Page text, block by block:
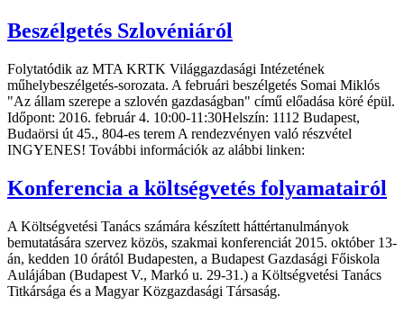
Beszélgetés Szlovéniáról
Folytatódik az MTA KRTK Világgazdasági Intézetének
műhelybeszélgetés-sorozata. A februári beszélgetés Somai Miklós
"Az állam szerepe a szlovén gazdaságban" című előadása köré épül.
Időpont: 2016. február 4. 10:00-11:30Helszín: 1112 Budapest,
Budaörsi út 45., 804-es terem A rendezvényen való részvétel
INGYENES! További információk az alábbi linken:
Konferencia a költségvetés folyamatairól
A Költségvetési Tanács számára készített háttértanulmányok
bemutatására szervez közös, szakmai konferenciát 2015. október 13-
án, kedden 10 órától Budapesten, a Budapest Gazdasági Főiskola
Aulájában (Budapest V., Markó u. 29-31.) a Költségvetési Tanács
Titkársága és a Magyar Közgazdasági Társaság.